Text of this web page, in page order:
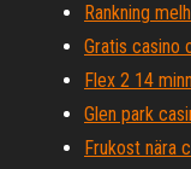
Rankning
Gratis casino
Flex 2 14
Glen park
Frukost nära